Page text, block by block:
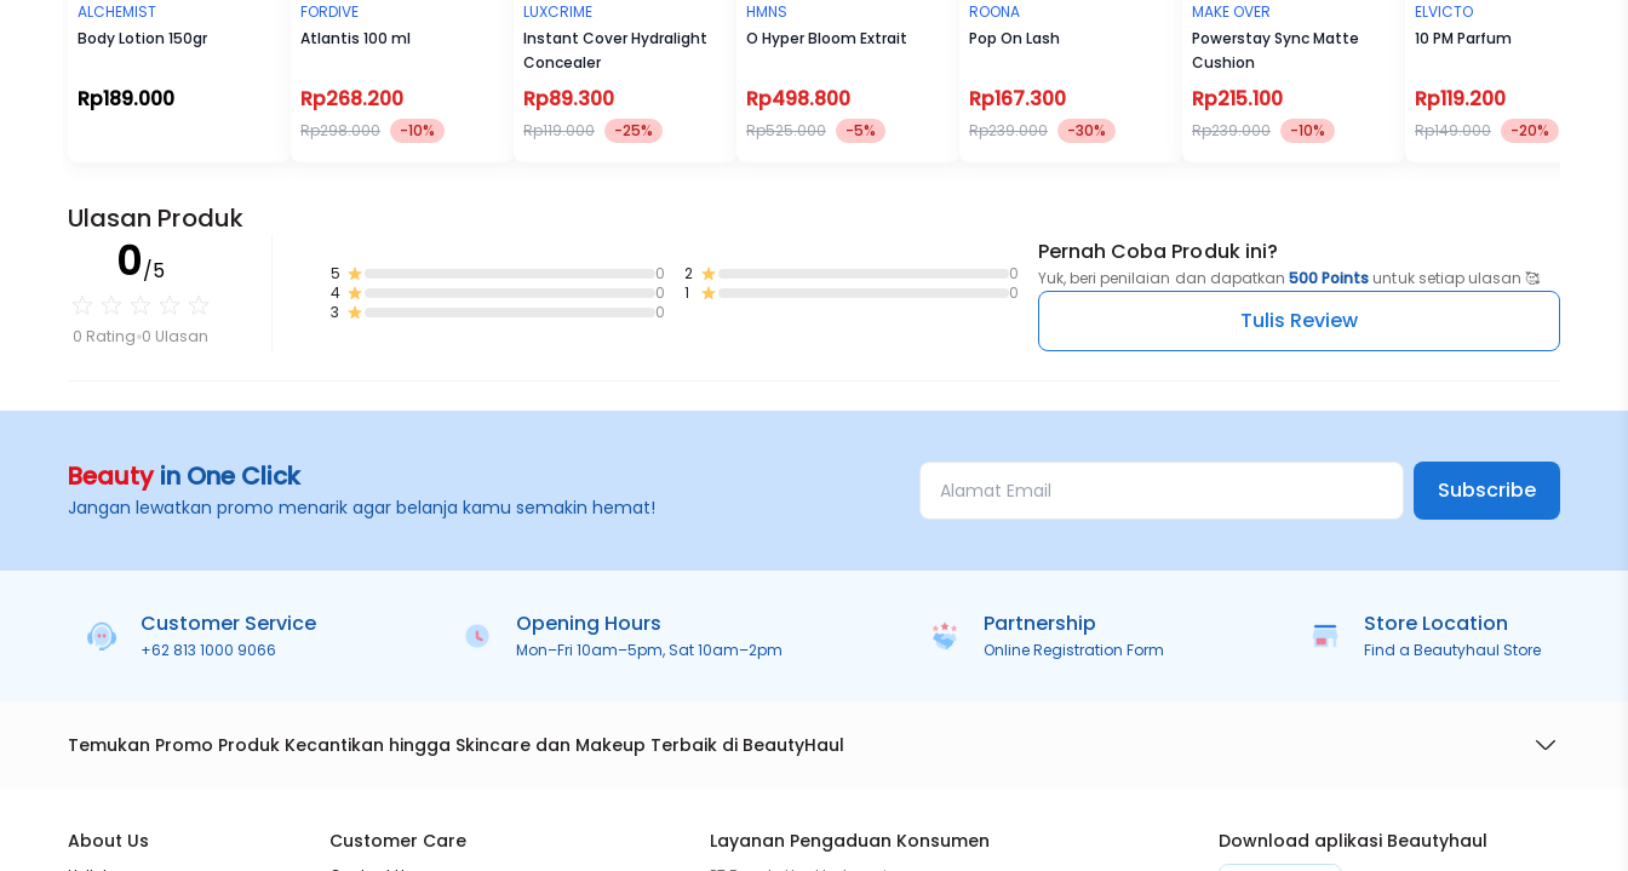
ALCHEMIST
Body Lotion 150gr
Rp189.000
FORDIVE
Atlantis 100 ml
Rp268.200
Rp298.000 -10%
LUXCRIME
Instant Cover Hydralight
Concealer
Rp89.300
Rp119.000 -25%
HMNS
O Hyper Bloom Extrait
Rp498.800
Rp525.000 -5%
ROONA
Pop On Lash
Rp167.300
Rp239.000 -30%
MAKE OVER
Powerstay Sync Matte
Cushion
Rp215.100
Rp239.000 -10%
ELVICTO
10 PM Parfum
Rp119.200
Rp149.000 -20%
Ulasan Produk
0/5
0 Rating 0 Ulasan
5
0
4
0
3
0
2
0
1
0
Pernah Coba Produk ini?
Yuk, beri penilaian dan dapatkan 500 Points untuk setiap ulasan 🥰
Tulis Review
Beautyin One Click
Jangan lewatkan promo menarik agar belanja kamu semakin hemat!
Subscribe
Customer Service
+62 813 1000 9066
Opening Hours
Mon–Fri 10am–5pm, Sat 10am–2pm
Partnership
Online Registration Form
Store Location
Find a Beautyhaul Store
Temukan Promo Produk Kecantikan hingga Skincare dan Makeup Terbaik di BeautyHaul
About Us Customer Care Layanan Pengaduan Konsumen Download aplikasi Beautyhaul